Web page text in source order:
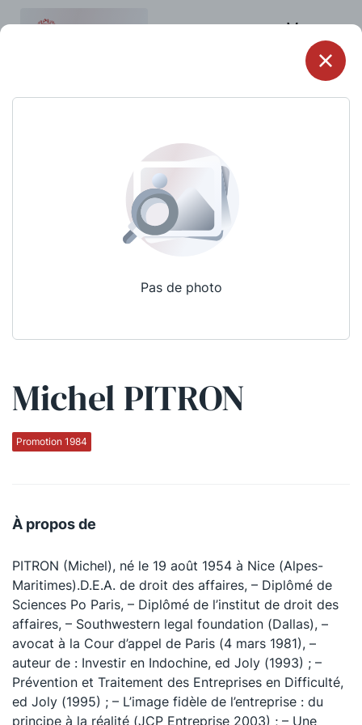
Menu
Pas de photo
Michel PITRON
Promotion 1984
À propos de
PITRON (Michel), né le 19 août 1954 à Nice (Alpes-
Maritimes).D.E.A. de droit des affaires, – Diplômé de
Sciences Po Paris, – Diplômé de l’institut de droit des
affaires, – Southwestern legal foundation (Dallas), –
avocat à la Cour d’appel de Paris (4 mars 1981), –
auteur de : Investir en Indochine, ed Joly (1993) ; –
Prévention et Traitement des Entreprises en Difficulté,
ed Joly (1995) ; – L’image fidèle de l’entreprise : du
principe à la réalité (JCP Entreprise 2003) ; – Une
Qui sommes-nous ?
La Conférence
La Conférence
Le Concours de la Conférence
La Conférence Berryer
La Petite Conférence